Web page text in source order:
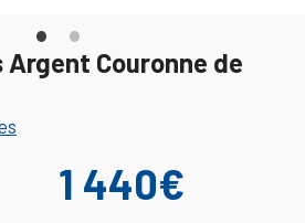
Argent Couronne de
1 440€